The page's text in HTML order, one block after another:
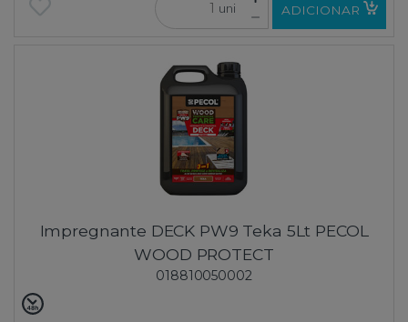
uni ADICIONAR
Impregnante DECK PW9 Teka 5Lt PECOL
WOOD PROTECT
018810050002